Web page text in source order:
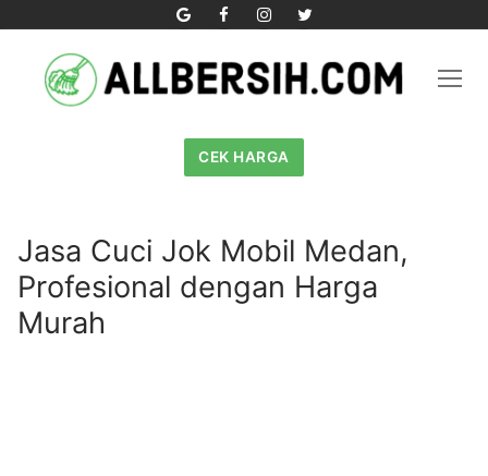
content
CEK HARGA
Jasa Cuci Jok Mobil Medan,
Profesional dengan Harga
Murah